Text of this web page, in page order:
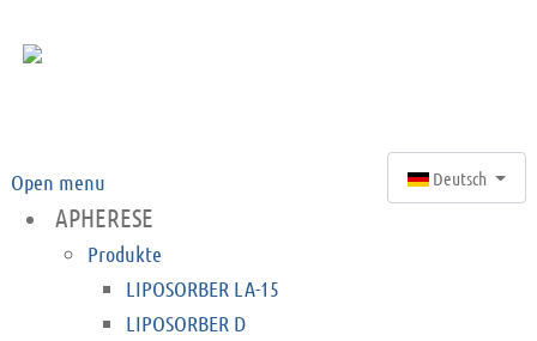
Deutsch
Open menu
APHERESE
Produkte
LIPOSORBER LA-15
LIPOSORBER D